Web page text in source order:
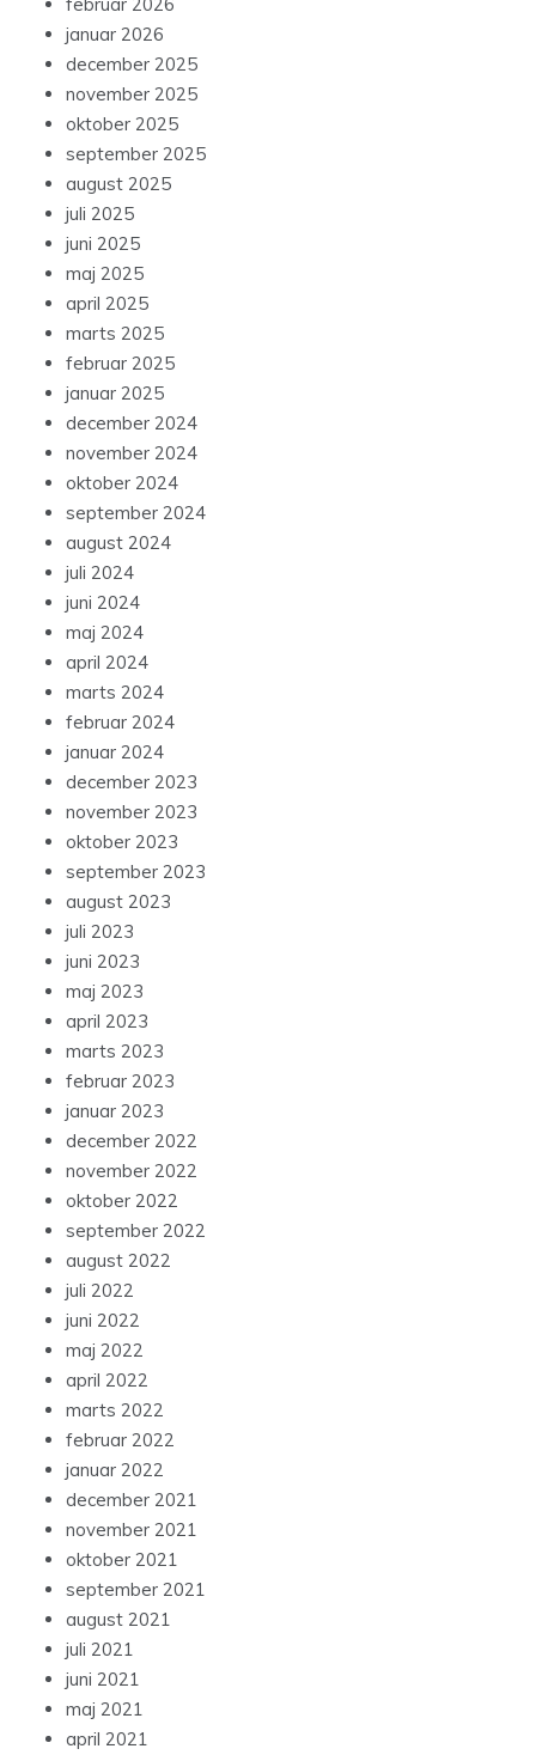
februar 2026
januar 2026
december 2025
november 2025
oktober 2025
september 2025
august 2025
juli 2025
juni 2025
maj 2025
april 2025
marts 2025
februar 2025
januar 2025
december 2024
november 2024
oktober 2024
september 2024
august 2024
juli 2024
juni 2024
maj 2024
april 2024
marts 2024
februar 2024
januar 2024
december 2023
november 2023
oktober 2023
september 2023
august 2023
juli 2023
juni 2023
maj 2023
april 2023
marts 2023
februar 2023
januar 2023
december 2022
november 2022
oktober 2022
september 2022
august 2022
juli 2022
juni 2022
maj 2022
april 2022
marts 2022
februar 2022
januar 2022
december 2021
november 2021
oktober 2021
september 2021
august 2021
juli 2021
juni 2021
maj 2021
april 2021